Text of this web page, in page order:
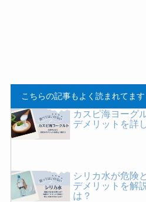
こちらの記事もよく読まれてます
カスピ海ヨーグ
デメリットを詳
シリカ水が危険
デメリットを解
は？